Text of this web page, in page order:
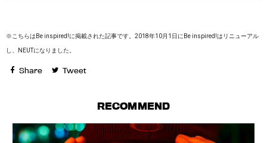
※こちらはBe inspired!に掲載された記事です。2018年10月1日にBe inspired!はリニューアル
し、NEUTになりました。
Share Tweet
RECOMMEND